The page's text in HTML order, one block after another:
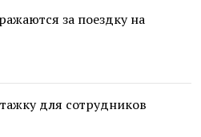
за поездку на
для сотрудников